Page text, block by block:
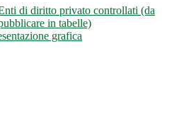
di diritto privato controllati (da
in tabelle)
grafica